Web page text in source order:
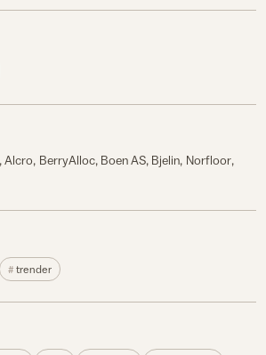
Alcro BerryAlloc Boen AS Bjelin Norfloor
trender